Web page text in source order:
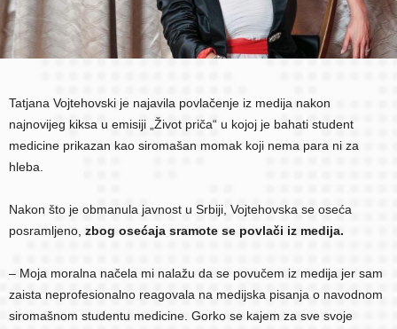
Tatjana Vojtehovski je najavila povlačenje iz medija nakon
najnovijeg kiksa u emisiji „Život priča“ u kojoj je bahati student
medicine prikazan kao siromašan momak koji nema para ni za
hleba.
Nakon što je obmanula javnost u Srbiji, Vojtehovska se oseća
posramljeno, zbog osećaja sramote se povlači iz medija.
– Moja moralna načela mi nalažu da se povučem iz medija jer sam
zaista neprofesionalno reagovala na medijska pisanja o navodnom
siromašnom studentu medicine. Gorko se kajem za sve svoje